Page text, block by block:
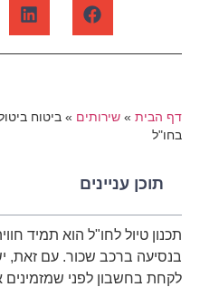
דף הבית» שירותים» ביטוח
בחו"ל
תוכן עניינים
תכנון טיול לחו"ל הוא תמיד
בנסיעה ברכב שכור. עם זאת,
לקחת בחשבון לפני